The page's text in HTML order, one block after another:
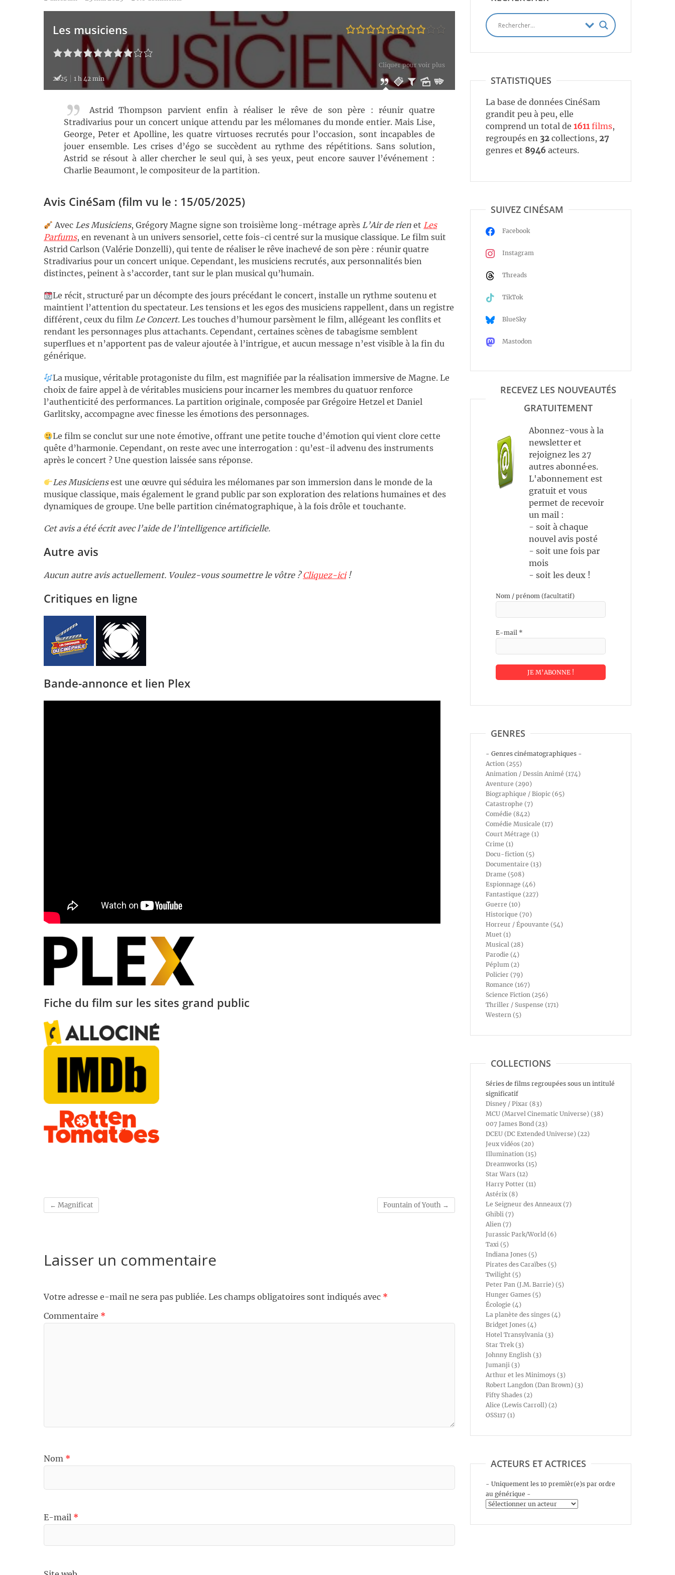
Les musiciens
2025 1 h 42 min
Cliquer pour voir plus
Astrid Thompson parvient enfin à réaliser le rêve de son père : réunir quatre
Stradivarius pour un concert unique attendu par les mélomanes du monde entier. Mais Lise,
George, Peter et Apolline, les quatre virtuoses recrutés pour l’occasion, sont incapables de
jouer ensemble. Les crises d’égo se succèdent au rythme des répétitions. Sans solution,
Astrid se résout à aller chercher le seul qui, à ses yeux, peut encore sauver l’événement :
Charlie Beaumont, le compositeur de la partition.
Avis CinéSam (film vu le : 15/05/2025)
Avec Les Musiciens, Grégory Magne signe son troisième long-métrage après L’Air de rien et Les
Parfums, en revenant à un univers sensoriel, cette fois-ci centré sur la musique classique. Le film suit
Astrid Carlson (Valérie Donzelli), qui tente de réaliser le rêve inachevé de son père : réunir quatre
Stradivarius pour un concert unique. Cependant, les musiciens recrutés, aux personnalités bien
distinctes, peinent à s’accorder, tant sur le plan musical qu’humain.
Le récit, structuré par un décompte des jours précédant le concert, installe un rythme soutenu et
maintient l’attention du spectateur. Les tensions et les egos des musiciens rappellent, dans un registre
différent, ceux du film Le Concert. Les touches d’humour parsèment le film, allégeant les conflits et
rendant les personnages plus attachants. Cependant, certaines scènes de tabagisme semblent
superflues et n’apportent pas de valeur ajoutée à l’intrigue, et aucun message n’est visible à la fin du
générique.
La musique, véritable protagoniste du film, est magnifiée par la réalisation immersive de Magne. Le
choix de faire appel à de véritables musiciens pour incarner les membres du quatuor renforce
l’authenticité des performances. La partition originale, composée par Grégoire Hetzel et Daniel
Garlitsky, accompagne avec finesse les émotions des personnages.
Le film se conclut sur une note émotive, offrant une petite touche d’émotion qui vient clore cette
quête d’harmonie. Cependant, on reste avec une interrogation : qu’est-il advenu des instruments
après le concert ? Une question laissée sans réponse.
Les Musiciensest une œuvre qui séduira les mélomanes par son immersion dans le monde de la
musique classique, mais également le grand public par son exploration des relations humaines et des
dynamiques de groupe. Une belle partition cinématographique, à la fois drôle et touchante.
Cet avis a été écrit avec l’aide de l’intelligence artificielle.
Autre avis
Aucun autre avis actuellement. Voulez-vous soumettre le vôtre ?Cliquez-ici!
Critiques en ligne
Bande-annonce et lien Plex
Fiche du film sur les sites grand public
← Magnificat Fountain of Youth →
Laisser un commentaire
Votre adresse e-mail ne sera pas publiée. Les champs obligatoires sont indiqués avec *
Commentaire *
Nom *
E-mail *
STATISTIQUES
La base de données CinéSam
grandit peu à peu, elle
comprend un total de 1611films,
regroupés en 32 collections, 27
genres et 8946 acteurs.
SUIVEZ CINÉSAM
Facebook
Instagram
Threads
TikTok
BlueSky
Mastodon
RECEVEZ LES NOUVEAUTÉS
GRATUITEMENT
Abonnez-vous à la
newsletter et
rejoignez les 27
autres abonné·es.
L'abonnement est
gratuit et vous
permet de recevoir
un mail :
- soit à chaque
nouvel avis posté
- soit une fois par
mois
- soit les deux !
Nom / prénom (facultatif)
E-mail *
GENRES
- Genres cinématographiques -
Action (255)
Animation / Dessin Animé (174)
Aventure (290)
Biographique / Biopic (65)
Catastrophe (7)
Comédie (842)
Comédie Musicale (17)
Court Métrage (1)
Crime (1)
Docu-fiction (5)
Documentaire (13)
Drame (508)
Espionnage (46)
Fantastique (227)
Guerre (10)
Historique (70)
Horreur / Épouvante (54)
Muet (1)
Musical (28)
Parodie (4)
Péplum (2)
Policier (79)
Romance (167)
Science Fiction (256)
Thriller / Suspense (171)
Western (5)
COLLECTIONS
Séries de films regroupées sous un intitulé
significatif
Disney / Pixar (83)
MCU (Marvel Cinematic Universe) (38)
007 James Bond (23)
DCEU (DC Extended Universe) (22)
Jeux vidéos (20)
Illumination (15)
Dreamworks (15)
Star Wars (12)
Harry Potter (11)
Astérix (8)
Le Seigneur des Anneaux (7)
Ghibli (7)
Alien (7)
Jurassic Park/World (6)
Taxi (5)
Indiana Jones (5)
Pirates des Caraïbes (5)
Twilight (5)
Peter Pan (J.M. Barrie) (5)
Hunger Games (5)
Écologie (4)
La planète des singes (4)
Bridget Jones (4)
Hotel Transylvania (3)
Star Trek (3)
Johnny English (3)
Jumanji (3)
Arthur et les Minimoys (3)
Robert Langdon (Dan Brown) (3)
Fifty Shades (2)
Alice (Lewis Carroll) (2)
OSS117 (1)
ACTEURS ET ACTRICES
- Uniquement les 10 premièr(e)s par ordre
au générique -